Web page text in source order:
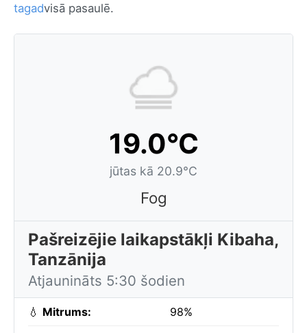
tagadvisā pasaulē.
19.0°C
jūtas kā 20.9°C
Fog
Pašreizējie laikapstākļi Kibaha,
Tanzānija
Atjaunināts 5:30 šodien
💧 Mitrums: 98%